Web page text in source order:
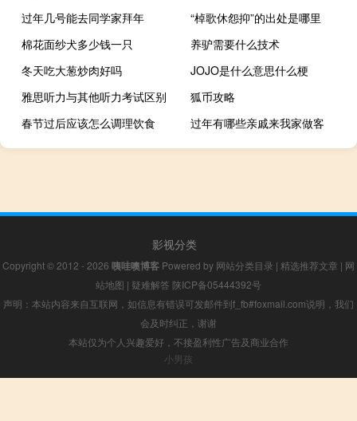
过年几号能去同学家拜年
“棹歌休怨抑”的出处是哪里
棉花面纱犬多少钱一只
养驴需要什么技术
冬天吃大葱炒肉好吗
JOJO是什么意思什么梗
雅思听力与其他听力考试区别
狐币攻略
春节过后应该怎么调理饮食
过年有哪些亲戚来我家做客
影视分类
Copyright © 2012 - 2026 咦哇噢博客 Powered by 网站分类目录 | 精选推荐文章 | 网
站地图 | 疑难解答 陕ICP备05444392号
声明：本站内容来自互联网，如信息有错误可发邮件到f_fb#foxmail.com说明，我们
会及时纠正，谢谢
本站仅为个人兴趣爱好，不接盈利性广告及商业合作
小男孩